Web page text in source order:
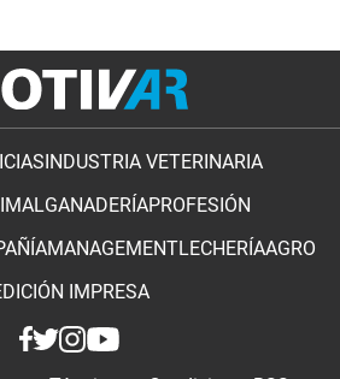
INDUSTRIA VETERINARIA
GANADERÍAPROFESIÓN
MANAGEMENTLECHERÍAAGRO
IMPRESA